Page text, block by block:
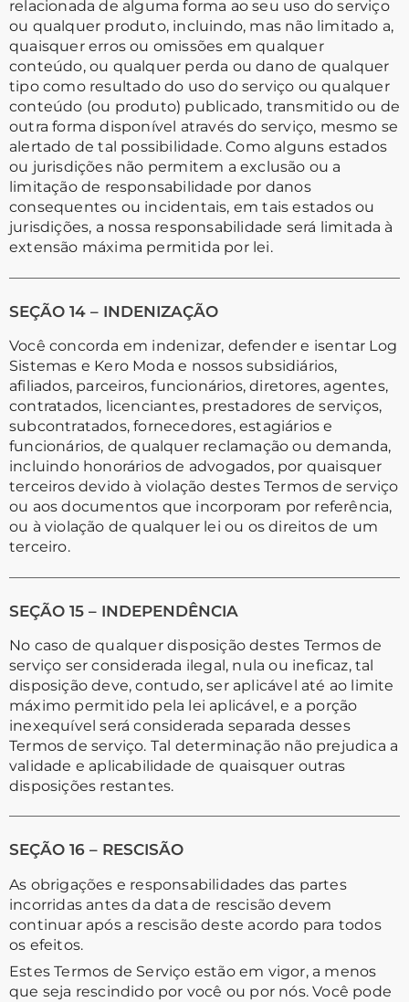
relacionada de alguma forma ao seu uso do serviço
ou qualquer produto, incluindo, mas não limitado a,
quaisquer erros ou omissões em qualquer
conteúdo, ou qualquer perda ou dano de qualquer
tipo como resultado do uso do serviço ou qualquer
conteúdo (ou produto) publicado, transmitido ou de
outra forma disponível através do serviço, mesmo se
alertado de tal possibilidade. Como alguns estados
ou jurisdições não permitem a exclusão ou a
limitação de responsabilidade por danos
consequentes ou incidentais, em tais estados ou
jurisdições, a nossa responsabilidade será limitada à
extensão máxima permitida por lei.
SEÇÃO 14 – INDENIZAÇÃO
Você concorda em indenizar, defender e isentar Log
Sistemas e Kero Moda e nossos subsidiários,
afiliados, parceiros, funcionários, diretores, agentes,
contratados, licenciantes, prestadores de serviços,
subcontratados, fornecedores, estagiários e
funcionários, de qualquer reclamação ou demanda,
incluindo honorários de advogados, por quaisquer
terceiros devido à violação destes Termos de serviço
ou aos documentos que incorporam por referência,
ou à violação de qualquer lei ou os direitos de um
terceiro.
SEÇÃO 15 – INDEPENDÊNCIA
No caso de qualquer disposição destes Termos de
serviço ser considerada ilegal, nula ou ineficaz, tal
disposição deve, contudo, ser aplicável até ao limite
máximo permitido pela lei aplicável, e a porção
inexequível será considerada separada desses
Termos de serviço. Tal determinação não prejudica a
validade e aplicabilidade de quaisquer outras
disposições restantes.
SEÇÃO 16 – RESCISÃO
As obrigações e responsabilidades das partes
incorridas antes da data de rescisão devem
continuar após a rescisão deste acordo para todos
os efeitos.
Estes Termos de Serviço estão em vigor, a menos
que seja rescindido por você ou por nós. Você pode